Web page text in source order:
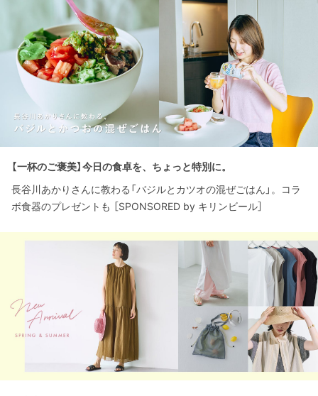
【一杯のご褒美】今日の食卓を、ちょっと特別に。
長谷川あかりさんに教わる「バジルとカツオの混ぜごはん」。コラ
ボ食器のプレゼントも ［SPONSORED by キリンビール］